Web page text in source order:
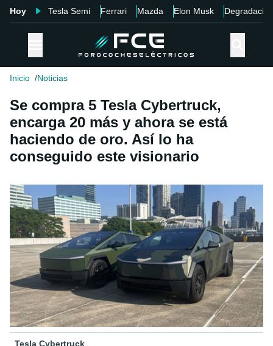
Hoy Tesla Semi Ferrari Mazda Elon Musk Degradación
Inicio Noticias
Se compra 5 Tesla Cybertruck,
encarga 20 más y ahora se está
haciendo de oro. Así lo ha
conseguido este visionario
Tesla Cybertruck